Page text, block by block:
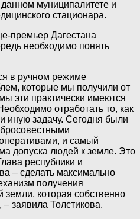
муниципалитете и
стационара.
премьер Дагестана
необходимо понять
в ручном режиме
которые мы получили от
эти практически имеются
отработать то, как
иную задачу. Сегодня были
и самый
допуска людей к земле. Это
республики и
– сделать максимально
получения
земли, которая собственно
заявила Толстикова.